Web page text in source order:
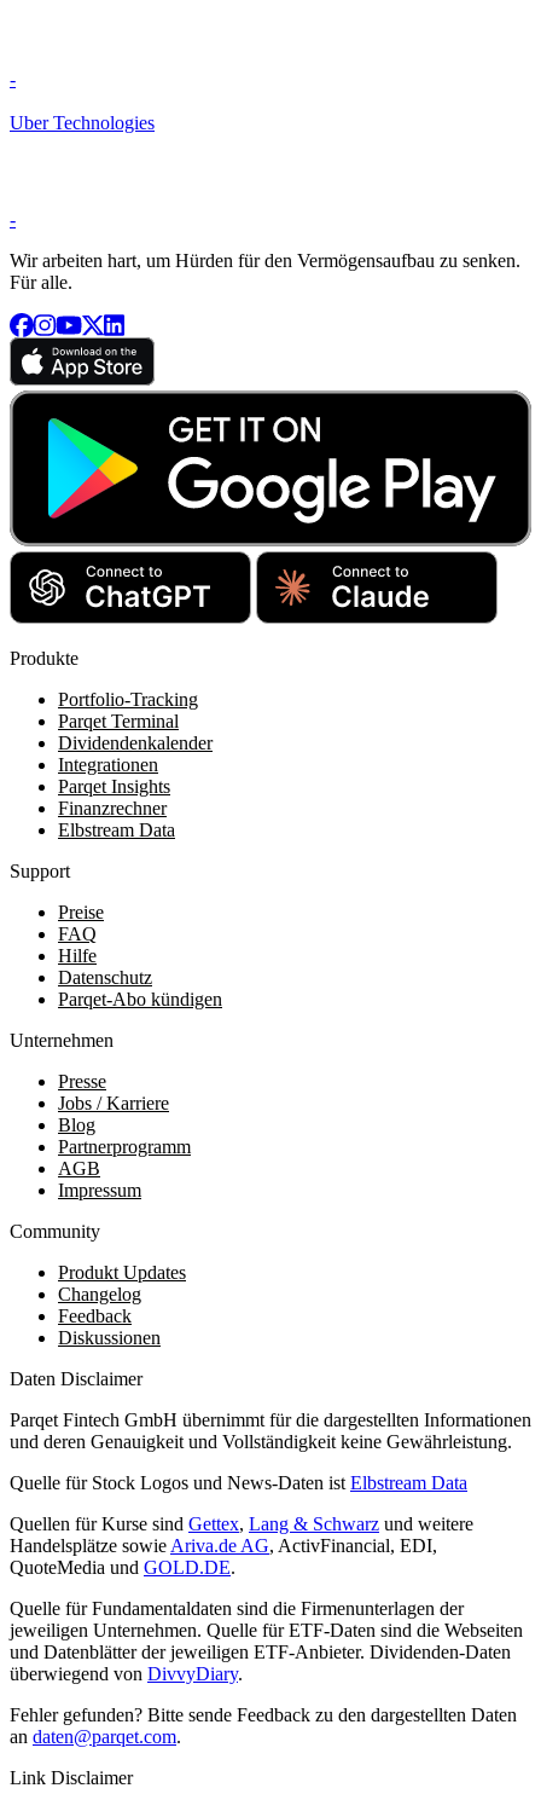
-
Uber Technologies
-
Wir arbeiten hart, um Hürden für den Vermögensaufbau zu senken.
Für alle.
Produkte
Portfolio-Tracking
Parqet Terminal
Dividendenkalender
Integrationen
Parqet Insights
Finanzrechner
Elbstream Data
Support
Preise
FAQ
Hilfe
Datenschutz
Parqet-Abo kündigen
Unternehmen
Presse
Jobs / Karriere
Blog
Partnerprogramm
AGB
Impressum
Community
Produkt Updates
Changelog
Feedback
Diskussionen
Daten Disclaimer
Parqet Fintech GmbH übernimmt für die dargestellten Informationen
und deren Genauigkeit und Vollständigkeit keine Gewährleistung.
Quelle für Stock Logos und News-Daten ist Elbstream Data
Quellen für Kurse sind Gettex, Lang & Schwarz und weitere
Handelsplätze sowie Ariva.de AG, ActivFinancial, EDI,
QuoteMedia und GOLD.DE.
Quelle für Fundamentaldaten sind die Firmenunterlagen der
jeweiligen Unternehmen. Quelle für ETF-Daten sind die Webseiten
und Datenblätter der jeweiligen ETF-Anbieter. Dividenden-Daten
überwiegend von DivvyDiary.
Fehler gefunden? Bitte sende Feedback zu den dargestellten Daten
an daten@parqet.com.
Link Disclaimer